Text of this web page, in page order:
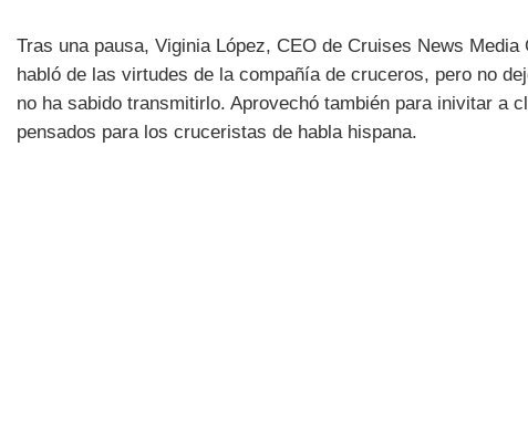
Tras una pausa, Viginia López, CEO de Cruises News
habló de las virtudes de la compañía de cruceros, pero no
no ha sabido transmitirlo. Aprovechó también para inivitar a
pensados para los cruceristas de habla hispana.